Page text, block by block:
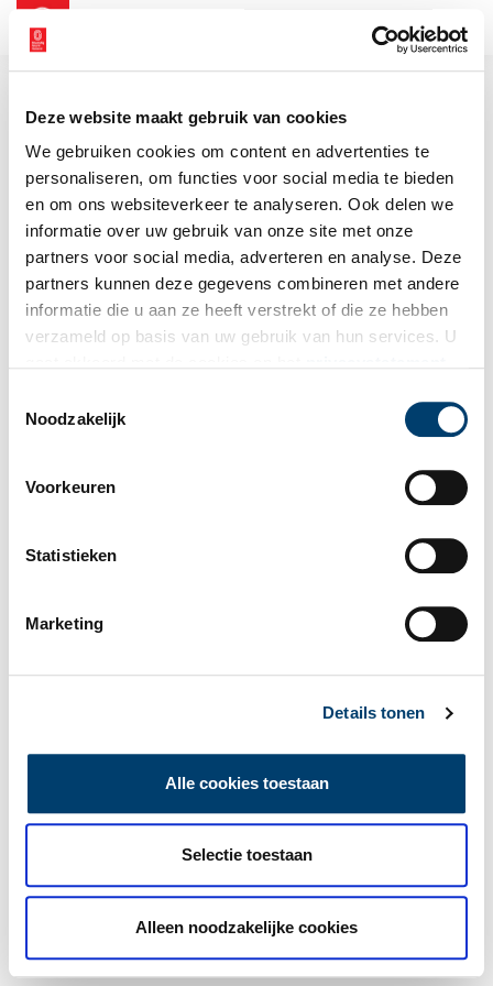
Deze website maakt gebruik van cookies
We gebruiken cookies om content en advertenties te
personaliseren, om functies voor social media te bieden
en om ons websiteverkeer te analyseren. Ook delen we
informatie over uw gebruik van onze site met onze
partners voor social media, adverteren en analyse. Deze
partners kunnen deze gegevens combineren met andere
informatie die u aan ze heeft verstrekt of die ze hebben
verzameld op basis van uw gebruik van hun services. U
Noodzakelijk
Voorkeuren
Statistieken
Marketing
Details tonen
Alle cookies toestaan
Selectie toestaan
Alleen noodzakelijke cookies